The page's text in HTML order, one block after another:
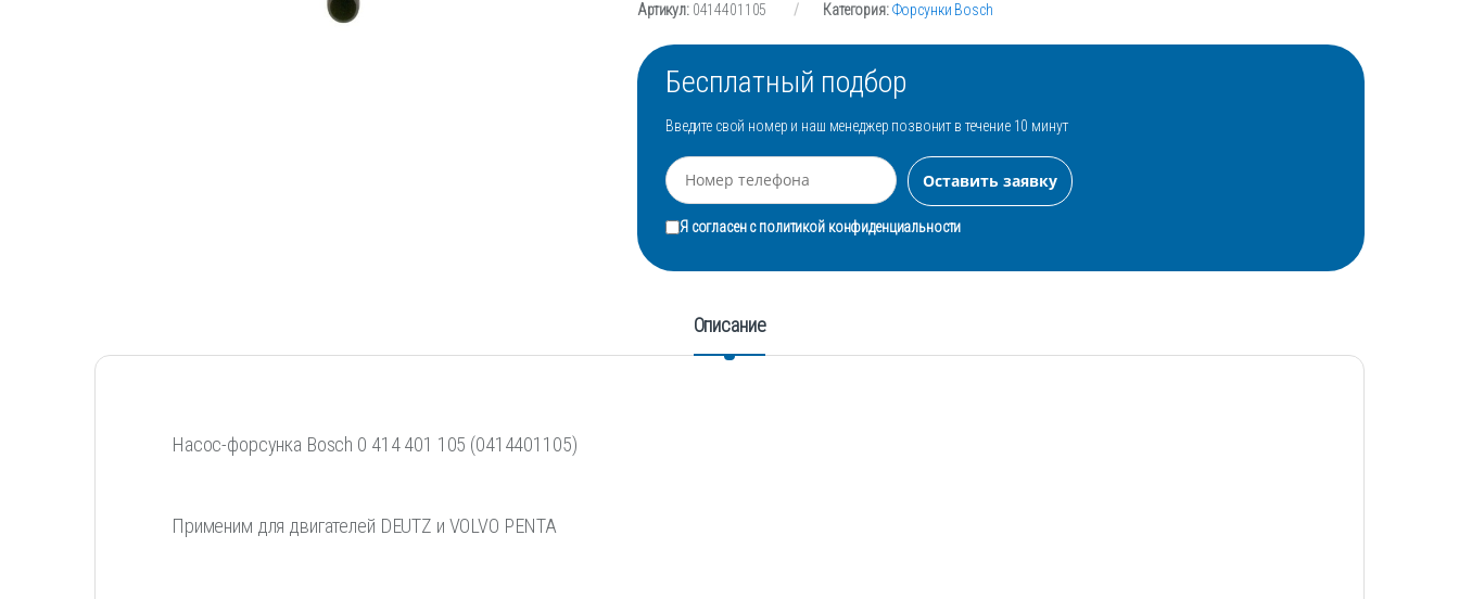
Артикул: 0414401105 Категория:Форсунки Bosch
Бесплатный подбор
Введите свой номер и наш менеджер позвонит в течение 10 минут
Я согласен сполитикой конфиденциальности
Описание
Насос-форсунка Bosch 0 414 401 105 (0414401105)
Применим для двигателей DEUTZ и VOLVO PENTA